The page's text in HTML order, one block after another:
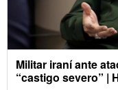
Militar iraní ante
“castigo severo” |